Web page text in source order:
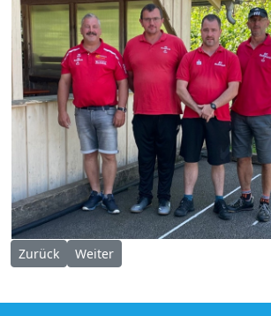
Vorheriger Beitrag: Herrenturnier
Zurück Nächster Beitrag: Solopyramide
Weiter